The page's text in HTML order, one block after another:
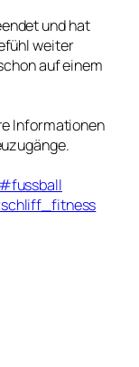
und hat
weiter
auf einem
Informationen
#fussball